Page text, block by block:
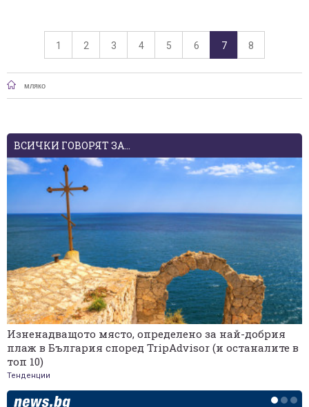
1 2 3 4 5 6 7 8
мляко
ВСИЧКИ ГОВОРЯТ ЗА...
Изненадващото място, определено за най-добрия
плаж в България според TripAdvisor (и останалите в
топ 10)
Тенденции